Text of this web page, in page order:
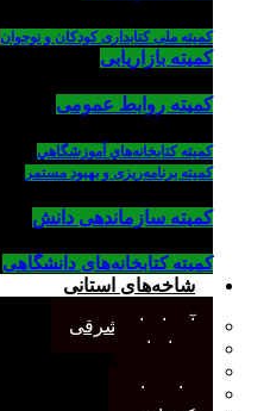
کمیته ملی کتابداری کودکان و نوجوان
کمیته بازاریابی
کمیته روابط عمومی
كميته كتابخانه‌هاي آموزشگاهي
کمیته برنامه‌ریزی و بهبود مستمر
کمیته سازماندهی دانش
کمیته کتابخانه‌های دانشگاهی
شاخه‌های استانی
آذربایجان شرقی
خراسان
مازندران